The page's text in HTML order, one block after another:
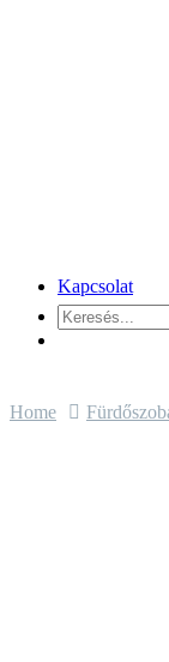
Kapcsolat
Home